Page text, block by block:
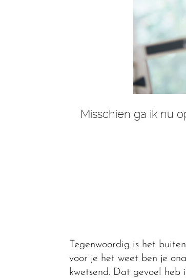
Misschien ga ik nu
Tegenwoordig is het
voor je het weet ben je
kwetsend. Dat gevoel heb